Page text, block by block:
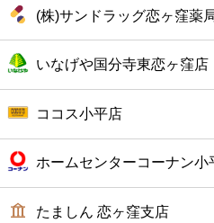
病院
ホテル
(株)サンドラッグ恋ヶ窪薬
いなげや国分寺東恋ヶ窪店
ココス小平店
ホームセンターコーナン小
たましん 恋ヶ窪支店